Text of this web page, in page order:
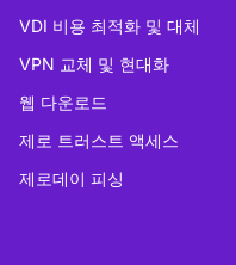
VDI 비용 최적화 및 대체
VPN 교체 및 현대화
웹 다운로드
제로 트러스트 액세스
제로데이 피싱